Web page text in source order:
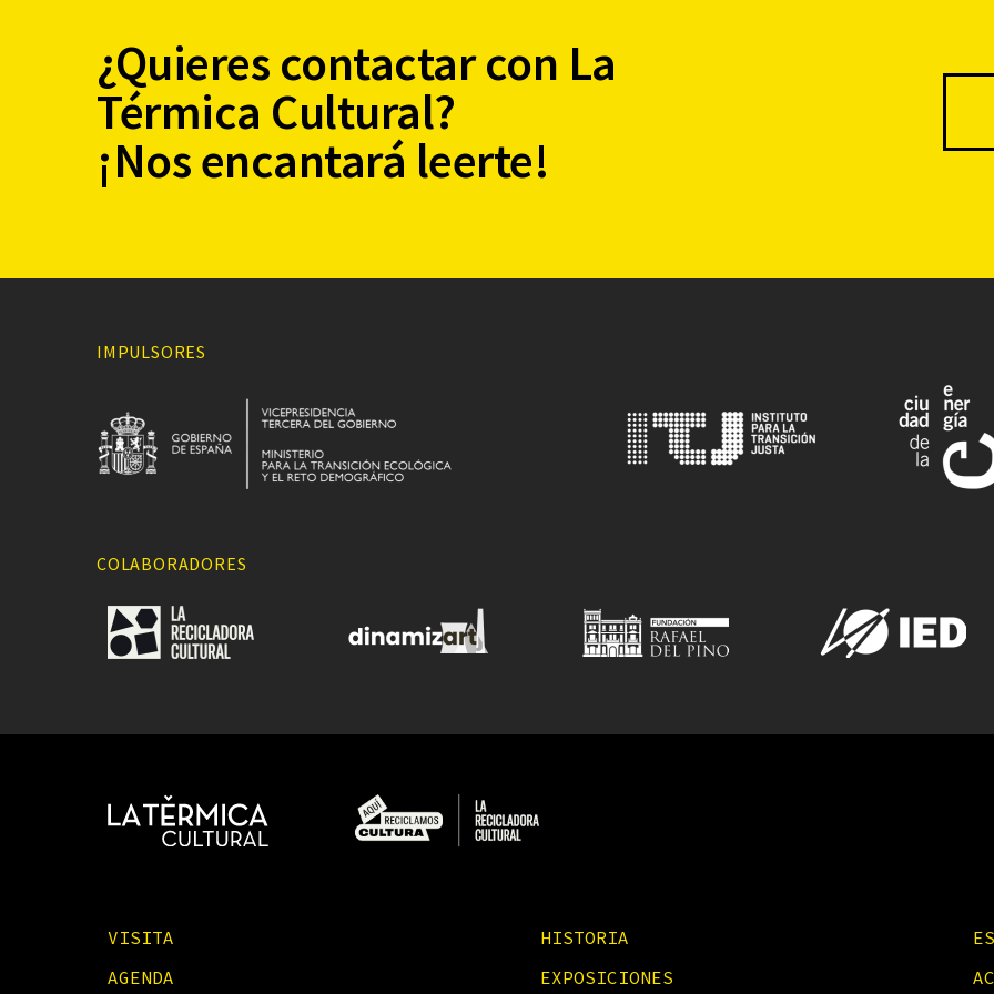
¿Quieres contactar con La
Térmica Cultural?
¡Nos encantará leerte!
IMPULSORES
COLABORADORES
VISITA HISTORIA
AGENDA
EXPOSICIONES